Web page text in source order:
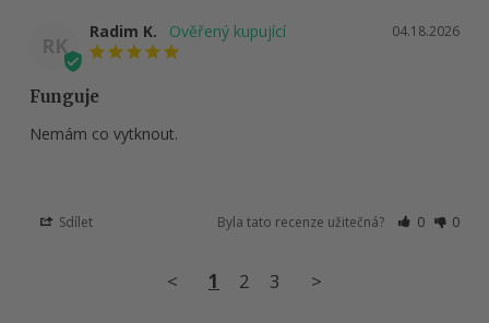
RK
04.18.2026
Radim K.
Funguje
Nemám co vytknout.
Sdílet Byla tato recenze užitečná? 0 0
< 1 2 3 >